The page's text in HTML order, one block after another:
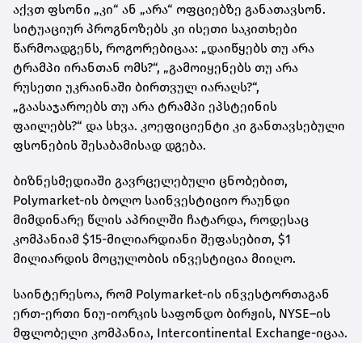
აქვთ ფსონი „კი“ ან „არა“ ოფციებზე განათავსონ.
სიტუაციურ პროგნოზებს კი ისეთი საკითხები
წარმოადგენს, როგორებიცაა: „დაიწყებს თუ არა
ტრამპი ირანთან ომს?“, „გამოიყენებს თუ არა
რუსეთი უკრაინაში ბირთვულ იარაღს?“,
„გაასაჯაროებს თუ არა ტრამპი ეპსტეინის
ფაილებს?“ და სხვა. კოეფიციენტი კი განთავსებული
ფსონების შესაბამისად დგება.
ბიზნესმედიაში გავრცელებული ცნობებით,
Polymarket-ის ბოლო საინვესტიციო რაუნდი
მიმდინარე წლის აპრილში ჩატარდა, როდესაც
კომპანიამ $15-მილიარდიანი შეფასებით, $1
მილიარდის მოცულობის ინვესტიცია მიიღო.
საინტერესოა, რომ Polymarket-ის ინვესტორთაგან
ერთ-ერთი ნიუ-იორკის საფონდო ბირჟის, NYSE–ის
მფლობელი კომპანია, Intercontinental Exchange-იცაა.